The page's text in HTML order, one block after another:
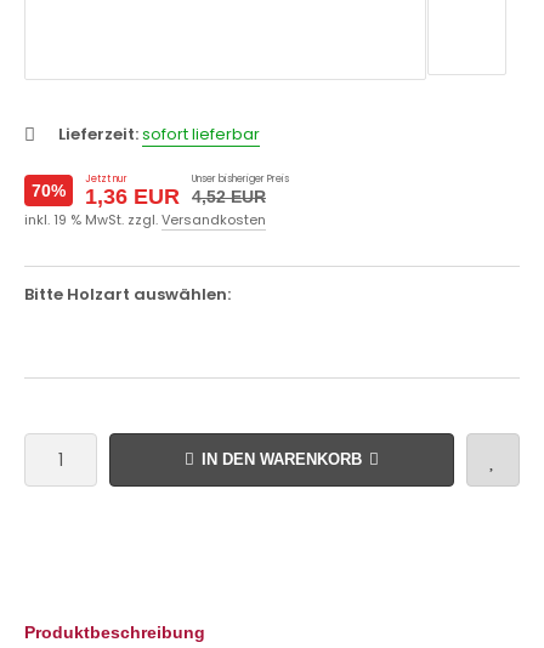
Lieferzeit:sofort lieferbar
Jetzt nur
1,36 EUR
Unser bisheriger Preis
4,52 EUR
70%
inkl. 19 % MwSt. zzgl.Versandkosten
Bitte Holzart auswählen:
IN DEN WARENKORB
Produktbeschreibung